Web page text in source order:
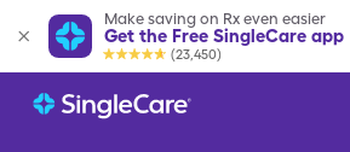
Make saving on Rx even easier
Get the Free SingleCare app
(23,450)